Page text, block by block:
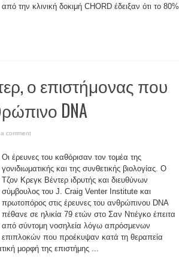
από την κλινική δοκιμή CHORD έδειξαν ότι το 80%
ο επιστήμονας που
DNA
comment
Οι έρευνες του καθόρισαν τον τομέα της
γονιδιωματικής και της συνθετικής βιολογίας. Ο
Τζον Κρεγκ Βέντερ ιδρυτής και διευθύνων
σύμβουλος του J. Craig Venter Institute και
πρωτοπόρος στις έρευνες του ανθρώπινου DNA
πέθανε σε ηλικία 79 ετών στο Σαν Ντιέγκο έπειτα
από σύντομη νοσηλεία λόγω απρόσμενων
επιπλοκών που προέκυψαν κατά τη θεραπεία
μορφή της επιστήμης ...